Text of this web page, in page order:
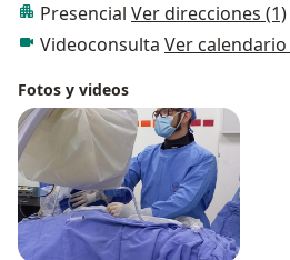
Presencial Ver direcciones (1)
Videoconsulta Ver
Fotos y videos